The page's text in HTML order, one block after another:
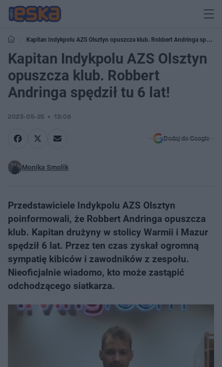
Kapitan Indykpolu AZS Olsztyn opuszcza klub. Robbert Andringa spędził
tu 6 lat!
Kapitan Indykpolu AZS Olsztyn
opuszcza klub. Robbert
Andringa spędził tu 6 lat!
2023-05-25 13:06
Dodaj do Google
Monika Smolik
Przedstawiciele Indykpolu AZS Olsztyn
poinformowali, że Robbert Andringa opuszcza
klub. Kapitan drużyny w stolicy Warmii i Mazur
spędził 6 lat. Przez ten czas zyskał ogromną
sympatię kibiców i zawodników z zespołu.
Nieoficjalnie wiadomo, kto może zastąpić
odchodzącego siatkarza.